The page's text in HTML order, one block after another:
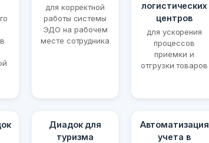
для корректной
работы системы
ЭДО на рабочем
месте сотрудника
логистических
центров
для ускорения
процессов
приемки и
отгрузки товаров
Диадок для
туризма
Автоматизация
учета в